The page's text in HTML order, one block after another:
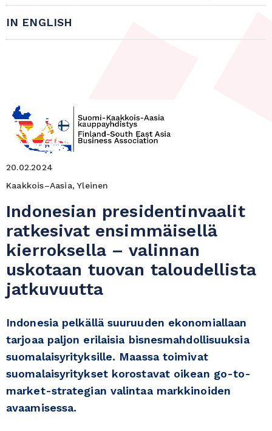
IN ENGLISH
20.02.2024
Kaakkois–Aasia, Yleinen
Indonesian presidentinvaalit
ratkesivat ensimmäisellä
kierroksella – valinnan
uskotaan tuovan taloudellista
jatkuvuutta
Indonesia pelkällä suuruuden ekonomiallaan
tarjoaa paljon erilaisia bisnesmahdollisuuksia
suomalaisyrityksille. Maassa toimivat
suomalaisyritykset korostavat oikean go-to-
market-strategian valintaa markkinoiden
avaamisessa.